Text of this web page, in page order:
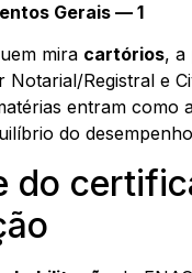
Gerais — 1
mira cartórios, a
Notarial/Registral e
entram como
do
do